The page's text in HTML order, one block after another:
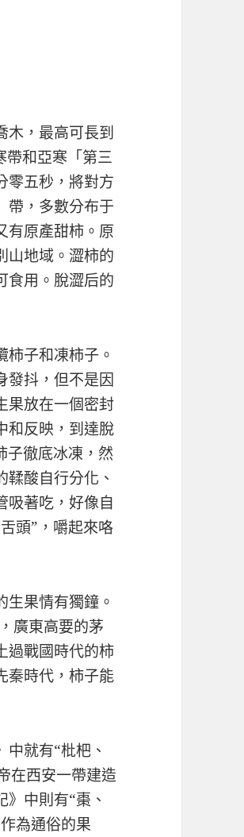
木，最高可長到
帶和亞寒「第三
零五秒，將對方
帶，多數分布于
有原產甜柿。原
山地域。澀柿的
食用。脫澀后的
子和凍柿子。
發抖，但不是因
果放在一個密封
和反映，到達脫
子徹底冰凍，然
酸自行分化、
吸著吃，好像自
頭”，嚼起來咯
果情有獨鐘。
廣東高要的茅
過戰國時代的柿
秦時代，柿子能
就有“枇杷、
在西安一帶建造
中則有“棗、
為通俗的果